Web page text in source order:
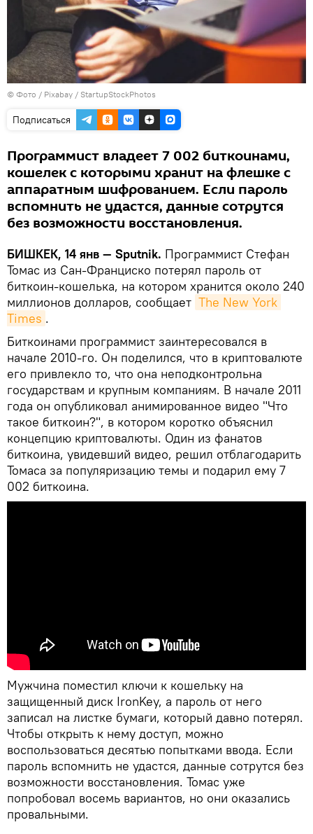
© Фото / Pixabay / StartupStockPhotos
Подписаться
Программист владеет 7 002 биткоинами,
кошелек с которыми хранит на флешке с
аппаратным шифрованием. Если пароль
вспомнить не удастся, данные сотрутся
без возможности восстановления.
БИШКЕК, 14 янв — Sputnik. Программист Стефан
Томас из Сан-Франциско потерял пароль от
биткоин-кошелька, на котором хранится около 240
миллионов долларов, сообщает The New York
Times .
Биткоинами программист заинтересовался в
начале 2010-го. Он поделился, что в криптовалюте
его привлекло то, что она неподконтрольна
государствам и крупным компаниям. В начале 2011
года он опубликовал анимированное видео "Что
такое биткоин?", в котором коротко объяснил
концепцию криптовалюты. Один из фанатов
биткоина, увидевший видео, решил отблагодарить
Томаса за популяризацию темы и подарил ему 7
002 биткоина.
Мужчина поместил ключи к кошельку на
защищенный диск IronKey, а пароль от него
записал на листке бумаги, который давно потерял.
Чтобы открыть к нему доступ, можно
воспользоваться десятью попытками ввода. Если
пароль вспомнить не удастся, данные сотрутся без
возможности восстановления. Томас уже
попробовал восемь вариантов, но они оказались
провальными.